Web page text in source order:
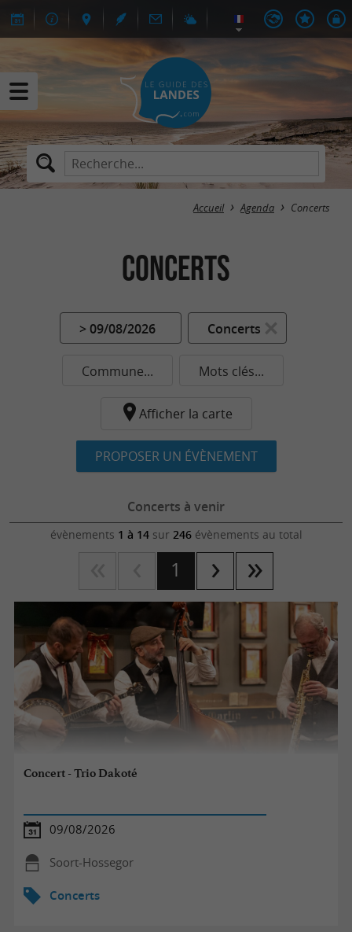
Accueil Agenda Concerts
Concerts
> 09/08/2026 Concerts
Commune... Mots clés...
Afficher la carte
PROPOSER UN ÉVÈNEMENT
Concerts à venir
évènements 1 à 14sur 246évènements au total
1
Concert - Trio Dakoté
09/08/2026
Soort-Hossegor
Concerts